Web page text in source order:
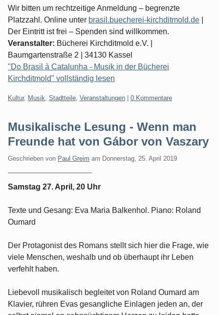
Wir bitten um rechtzeitige Anmeldung – begrenzte
Platzzahl. Online unter brasil.buecherei-kirchditmold.de
Der Eintritt ist frei – Spenden sind willkommen.
Veranstalter: Bücherei Kirchditmold e.V. |
Baumgartenstraße 2 | 34130 Kassel
"Do Brasil à Catalunha - Musik in der Bücherei
Kirchditmold" vollständig lesen
Kategorien:
Kultur, Musik Stadtteile Veranstaltungen | 0 Kommentare
Musikalische Lesung - Wenn man
Freunde hat von Gábor von Vaszary
Geschrieben von Paul Greim am Donnerstag, 25. April 2019
Samstag 27. April, 20 Uhr
Texte und Gesang: Eva Maria Balkenhol. Piano: Roland
Oumard
Der Protagonist des Romans stellt sich hier die Frage, wie
viele Menschen, weshalb und ob überhaupt ihr Leben
verfehlt haben.
Liebevoll musikalisch begleitet von Roland Oumard am
Klavier, rühren Evas gesangliche Einlagen jeden an, der